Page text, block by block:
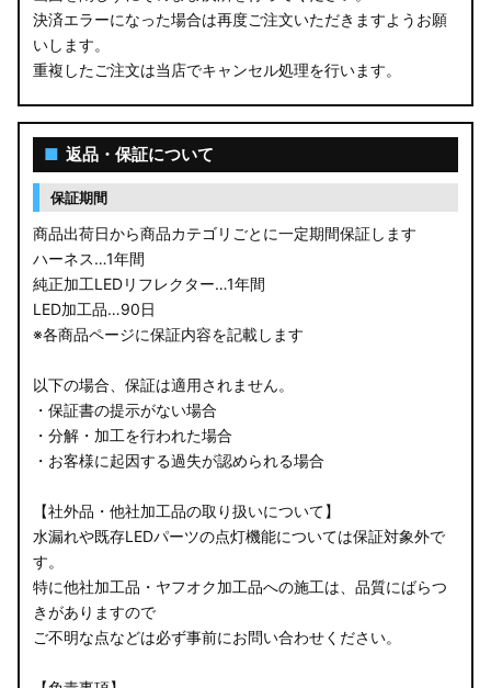
ZC33S スイフトスポーツ
LA650S タントカスタム
LA600S タントカスタム
LA150S ムーヴカスタム
LA700S ウェイク
GN0W アウトランダー
GK1W/GK9W エクリプスクロス
CV1W デリカD:5
B34A/B35A/B37A/B38A デリカミニ
B34W/B35W/B37W/B38W ekクロススペース
B34W/B35W/B37W/B38W ekクロス
KG CX-8
決済エラーになった場合は再度ご注文いただきますようお願
いします。
重複したご注文は当店でキャンセル処理を行います。
■ 返品・保証について
保証期間
商品出荷日から商品カテゴリごとに一定期間保証します
ハーネス…1年間
純正加工LEDリフレクター…1年間
LED加工品…90日
※各商品ページに保証内容を記載します
以下の場合、保証は適用されません。
・保証書の提示がない場合
・分解・加工を行われた場合
・お客様に起因する過失が認められる場合
【社外品・他社加工品の取り扱いについて】
水漏れや既存LEDパーツの点灯機能については保証対象外で
す。
特に他社加工品・ヤフオク加工品への施工は、品質にばらつ
きがありますので
ご不明な点などは必ず事前にお問い合わせください。